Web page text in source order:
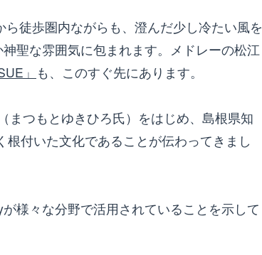
徒歩圏内ながらも、澄んだ少し冷たい風を
聖な雰囲気に包まれます。メドレーの松江
」 も、このすぐ先にあります。
まつもとゆきひろ氏）をはじめ、島根県知
付いた文化であることが伝わってきまし
様々な分野で活用されていることを示して